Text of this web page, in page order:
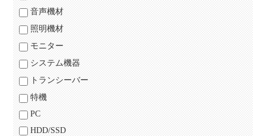
音声機材
照明機材
モニター
システム機器
トランシーバー
特機
PC
HDD/SSD